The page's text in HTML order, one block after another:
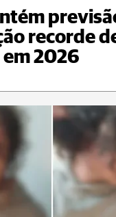
recorde
em 2026